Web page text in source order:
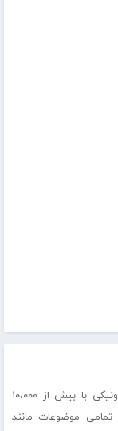
الکترونیکی با بیش از ۱۰،۰۰۰
موضوعات مانند